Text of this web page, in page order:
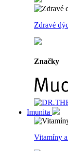
Zdravé
Značky
Imunita
Vitamíny